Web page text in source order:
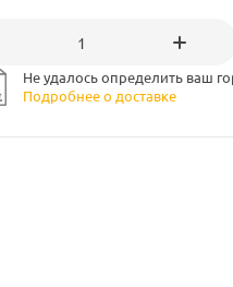
Не удалось определить ваш
Подробнее о доставке